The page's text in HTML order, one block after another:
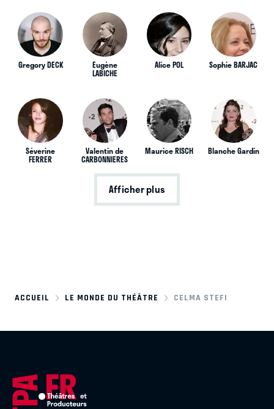
Gregory DECK Eugène
LABICHE
Alice POL Sophie BARJAC
Séverine
FERRER
Valentin de
CARBONNIERES
Maurice RISCH Blanche Gardin
Afficher plus
ACCUEIL LE MONDE DU THÉÂTRE CELMA STEFI